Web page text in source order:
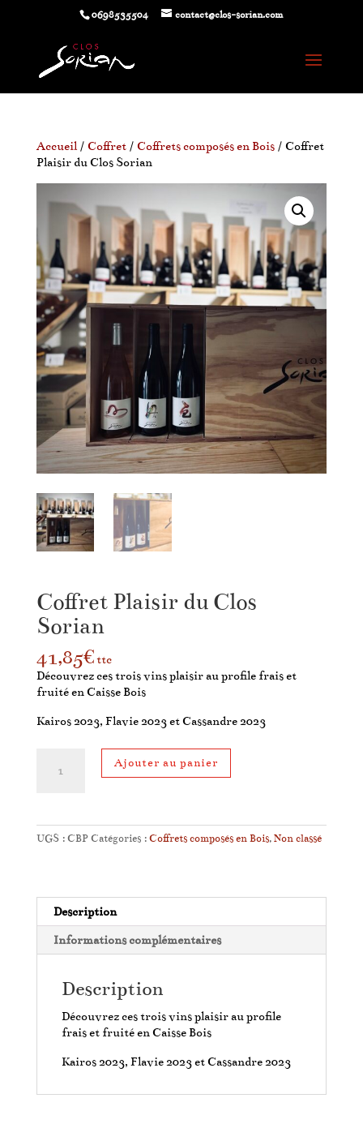
0698535504 contact@clos-sorian.com
Accueil/ Coffret/ Coffrets composés en Bois/ Coffret
Plaisir du Clos Sorian
Coffret Plaisir du Clos
Sorian
41,85€ttc
Découvrez ces trois vins plaisir au profile frais et
fruité en Caisse Bois
Kairos 2023, Flavie 2023 et Cassandre 2023
Clos
Ajouter au panier
UGS :CBP Catégories :Coffrets composés en Bois,Non classé
Description
Informations complémentaires
Description
Découvrez ces trois vins plaisir au profile
frais et fruité en Caisse Bois
Kairos 2023, Flavie 2023 et Cassandre 2023